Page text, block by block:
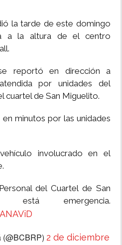
la tarde de este domingo
a la altura de el centro
reportó en dirección a
por unidades del
cuartel de San Miguelito.
minutos por las unidades
involucrado en el
del Cuartel de San
está emergencia.
2 de diciembre